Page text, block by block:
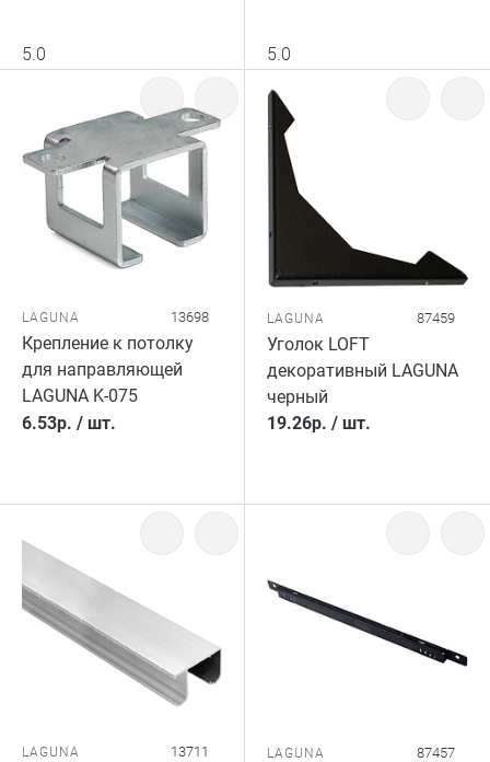
5.0 5.0
LAGUNA 13698
Крепление к потолку
для направляющей
LAGUNA K-075
6.53р. / шт.
LAGUNA 87459
Уголок LOFT
декоративный LAGUNA
черный
19.26р. / шт.
LAGUNA 13711 LAGUNA 87457